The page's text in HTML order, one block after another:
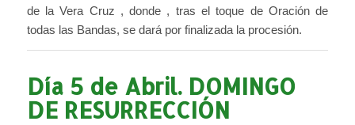
de la Vera Cruz , donde , tras el toque de Oración de
todas las Bandas, se dará por finalizada la procesión.
Día 5 de Abril. DOMINGO
DE RESURRECCIÓN